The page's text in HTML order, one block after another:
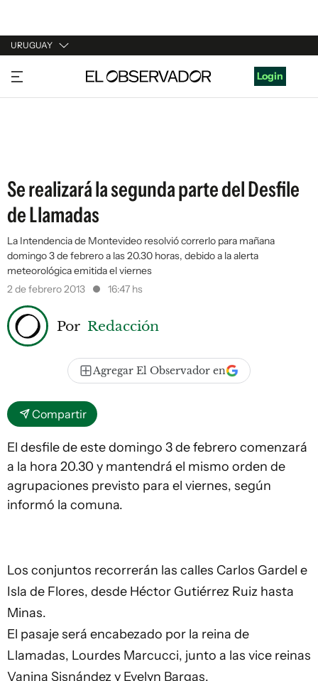
URUGUAY
URUGUAY
ARGENTINA
Login
Se realizará la segunda parte del Desfile
de Llamadas
La Intendencia de Montevideo resolvió correrlo para mañana
domingo 3 de febrero a las 20.30 horas, debido a la alerta
meteorológica emitida el viernes
2 de febrero 2013
16:47 hs
Por Redacción
Agregar El Observador en
Compartir
El desfile de este domingo 3 de febrero comenzará
a la hora 20.30 y mantendrá el mismo orden de
agrupaciones previsto para el viernes, según
informó la comuna.
Los conjuntos recorrerán las calles Carlos Gardel e
Isla de Flores, desde Héctor Gutiérrez Ruiz hasta
Minas.
El pasaje será encabezado por la reina de
Llamadas, Lourdes Marcucci, junto a las vice reinas
Vanina Sisnández y Evelyn Bargas.